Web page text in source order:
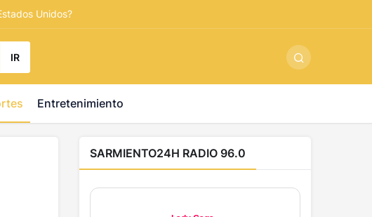
giriş -
Unidos?
IR
Entretenimiento
SARMIENTO24H RADIO 96.0